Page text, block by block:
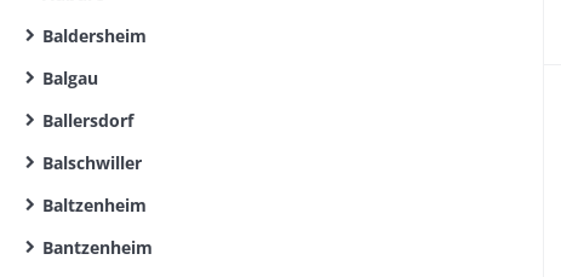
Baldersheim
Balgau
Ballersdorf
Balschwiller
Baltzenheim
Bantzenheim